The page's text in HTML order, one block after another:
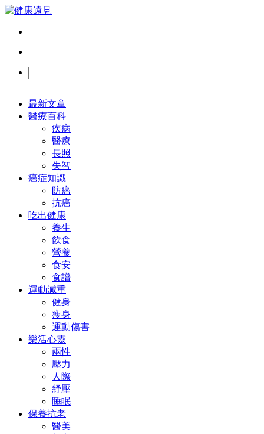
最新文章
醫療百科
疾病
醫療
長照
失智
癌症知識
防癌
抗癌
吃出健康
養生
飲食
營養
食安
食譜
運動減重
健身
瘦身
運動傷害
樂活心靈
兩性
壓力
人際
紓壓
睡眠
保養抗老
醫美